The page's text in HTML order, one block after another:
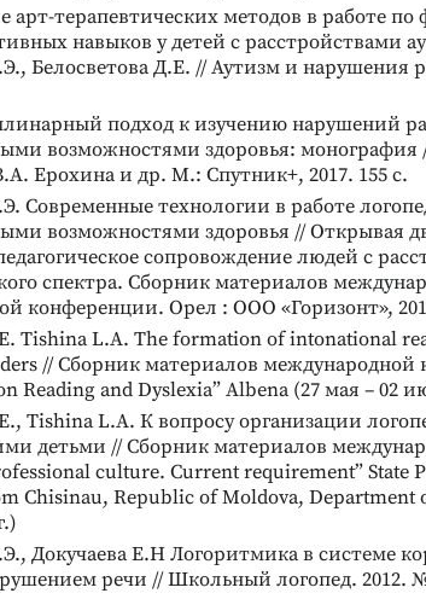
арт-терапевтических методов в работе
навыков у детей с расстройствами
Белосветова Д.Е. // Аутизм и нарушения
подход к изучению нарушений
возможностями здоровья: монография
Ерохина и др. М.: Спутник+, 2017. 155 с.
Современные технологии в работе
возможностями здоровья // Открывая
сопровождение людей с
спектра. Сборник материалов
конференции. Орел : ООО «Горизонт»,
Tishina L.A. The formation of intonational
// Сборник материалов
Reading and Dyslexia” Albena (27 мая – 02
Tishina L.A. К вопросу организации
детьми // Сборник материалов
culture. Current requirement” State
Chisinau, Republic of Moldova, Department
Докучаева Е.Н Логоритмика в системе
речи // Школьный логопед. 2012.
личности
метафор
ДИАГНОСТИКА
СОСТОЯНИЯ И
Тест Тулуз-Пьерона
Диагностика минимальных
мозговых дисфункций
Подробнее